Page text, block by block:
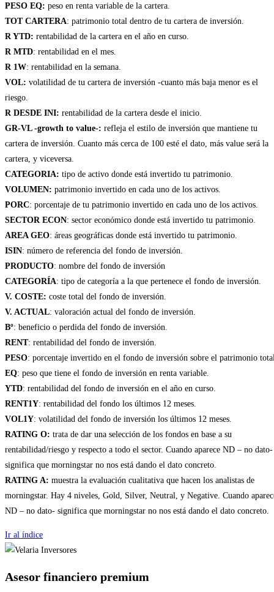
PESO EQ: peso en renta variable de la cartera.
TOT CARTERA: patrimonio total dentro de tu cartera de inversión.
R YTD: rentabilidad de la cartera en el año en curso.
R MTD: rentabilidad en el mes.
R 1W: rentabilidad en la semana.
VOL: volatilidad de tu cartera de inversión -cuanto más baja menor es el
riesgo.
R DESDE INI: rentabilidad de la cartera desde el inicio.
GR-VL -growth to value-: refleja el estilo de inversión que mantiene tu
cartera de inversión. Cuanto más cerca de 100 esté el dato, más value será la
cartera, y viceversa.
CATEGORIA: tipo de activo donde está invertido tu patrimonio.
VOLUMEN: patrimonio invertido en cada uno de los activos.
PORC: porcentaje de tu patrimonio invertido en cada uno de los activos.
SECTOR ECON: sector económico donde está invertido tu patrimonio.
AREA GEO: áreas geográficas donde está invertido tu patrimonio.
ISIN: número de referencia del fondo de inversión.
PRODUCTO: nombre del fondo de inversión
CATEGORÍA: tipo de categoría a la que pertenece el fondo de inversión.
V. COSTE: coste total del fondo de inversión.
V. ACTUAL: valoración actual del fondo de inversión.
Bº: beneficio o perdida del fondo de inversión.
RENT: rentabilidad del fondo de inversión.
PESO: porcentaje invertido en el fondo de inversión sobre el patrimonio
EQ: peso que tiene el fondo de inversión en renta variable.
YTD: rentabilidad del fondo de inversión en el año en curso.
RENT1Y: rentabilidad del fondo los últimos 12 meses.
VOL1Y: volatilidad del fondo de inversión los últimos 12 meses.
RATING O: trata de dar una selección de los fondos en base a su
rentabilidad/riesgo y respecto a todo el sector. Cuando aparece ND – no dato-
significa que morningstar no nos está dando el dato concreto.
RATING A: muestra la evaluación cualitativa que hacen los analistas de
morningstar. Hay 4 niveles, Gold, Silver, Neutral, y Negative. Cuando
ND – no dato- significa que morningstar no nos está dando el dato concreto.
Ir al índice
Asesor financiero premium